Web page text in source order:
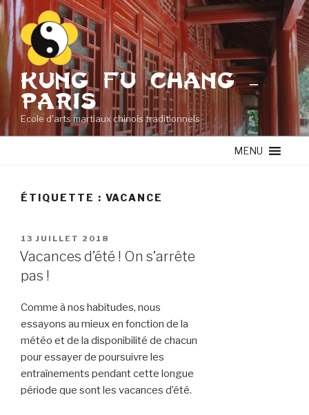
Aller
au
contenu
principal
KUNG FU CHANG –
PARIS
Ecole d'arts martiaux chinois traditionnels
MENU
ÉTIQUETTE : VACANCE
PUBLIÉ
LE
13 JUILLET 2018
Vacances d’été ! On s’arrête
pas !
Comme à nos habitudes, nous
essayons au mieux en fonction de la
météo et de la disponibilité de chacun
pour essayer de poursuivre les
entraînements pendant cette longue
période que sont les vacances d’été.